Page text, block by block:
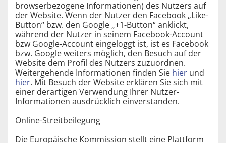
browserbezogene Informationen) des Nutzers auf
der Website. Wenn der Nutzer den Facebook „Like-
Button“ bzw. den Google „+1-Button“ anklickt,
während der Nutzer in seinem Facebook-Account
bzw Google-Account eingeloggt ist, ist es Facebook
bzw. Google weiters möglich, den Besuch auf der
Website dem Profil des Nutzers zuzuordnen.
Weitergehende Informationen finden Sie hier und
hier. Mit Besuch der Website erklären Sie sich mit
einer derartigen Verwendung Ihrer Nutzer-
Informationen ausdrücklich einverstanden.
Online-Streitbeilegung
Die Europäische Kommission stellt eine Plattform